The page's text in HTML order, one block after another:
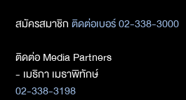
สมัครสมาชิกติดต่อเบอร์ 02-338-3000
ติดต่อ Media Partners
- เมธิกา เมธาพิทักษ์
02-338-3198